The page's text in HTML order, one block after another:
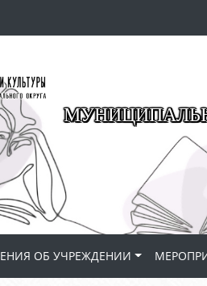
ОБ УЧРЕЖДЕНИИ